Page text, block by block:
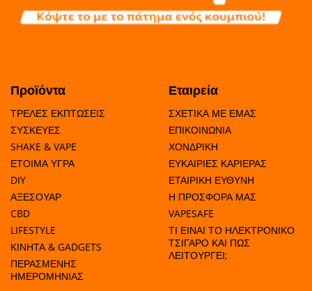
0
0
60
Προϊόντα
ΤΡΕΛΕΣ ΕΚΠΤΩΣΕΙΣ
ΣΥΣΚΕΥΕΣ
SHAKE & VAPE
ΕΤΟΙΜΑ ΥΓΡΑ
DIY
ΑΞΕΣΟΥΑΡ
CBD
LIFESTYLE
ΚΙΝΗΤΑ & GADGETS
ΠΕΡΑΣΜΕΝΗΣ
ΗΜΕΡΟΜΗΝΙΑΣ
Εταιρεία
ΣΧΕΤΙΚΑ ΜΕ ΕΜΑΣ
ΕΠΙΚΟΙΝΩΝΙΑ
ΧΟΝΔΡΙΚΗ
ΕΥΚΑΙΡΙΕΣ ΚΑΡΙΕΡΑΣ
ΕΤΑΙΡΙΚΗ ΕΥΘΥΝΗ
Η ΠΡΟΣΦΟΡΑ ΜΑΣ
VAPESAFE
ΤΙ ΕΙΝΑΙ ΤΟ ΗΛΕΚΤΡΟΝΙΚΟ
ΤΣΙΓΑΡΟ ΚΑΙ ΠΩΣ
ΛΕΙΤΟΥΡΓΕΙ;